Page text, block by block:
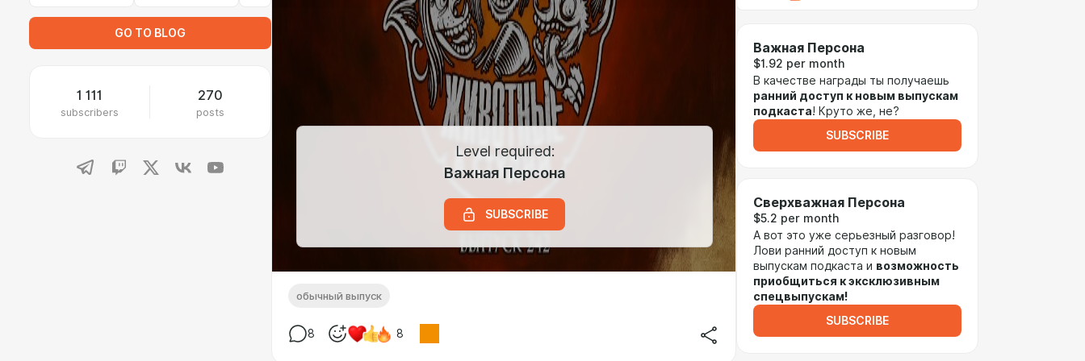
GO TO BLOG
1 111
subscribers
270
posts
Level required:
Важная Персона
SUBSCRIBE
обычный выпуск
8 8
Важная Персона
$1.92 per month
В качестве награды ты получаешь
ранний доступ к новым выпускам
подкаста! Круто же, не?
SUBSCRIBE
Сверхважная Персона
$5.2 per month
А вот это уже серьезный разговор!
Лови ранний доступ к новым
выпускам подкаста и возможность
приобщиться к эксклюзивным
спецвыпускам!
SUBSCRIBE